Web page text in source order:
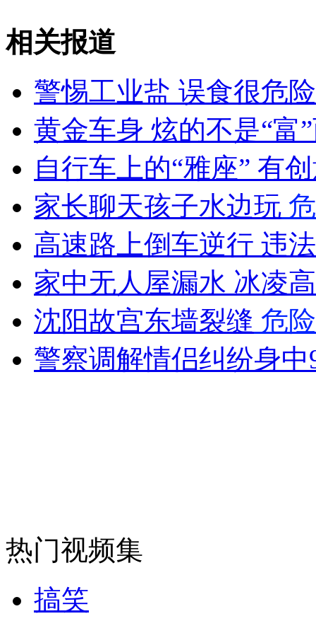
山西运城恶犬咬伤多人 警民合力深夜将其击毙
女孩北京地铁殴打老人 痛下狠手拳打脚踢
无痛分娩是否安全 医生回应
外交部：反对强权政治霸凌主义
外交部：有关国家言论片面不公正
安徽一实载49人客车翻车
纽约上演“枕头大战”
司机酒驾遇交警 急速倒车逃窜
相关报道
警惕工业盐 误食很危险
黄金车身 炫的不是“富
自行车上的“雅座” 有
家长聊天孩子水边玩
高速路上倒车逆行 违
家中无人屋漏水 冰凌
沈阳故宫东墙裂缝 危险
警察调解情侣纠纷身
热门视频集
搞笑